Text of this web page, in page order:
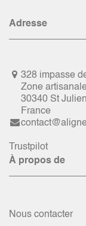
Adresse
328 impasse
Zone artisanale
30340 St
France
Trustpilot
À propos de
Nous contacter